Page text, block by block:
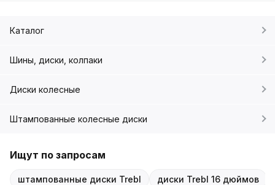
Каталог
Шины, диски, колпаки
Диски колесные
Штампованные колесные диски
Ищут по запросам
штампованные диски Trebl диски Trebl 16 дюймов